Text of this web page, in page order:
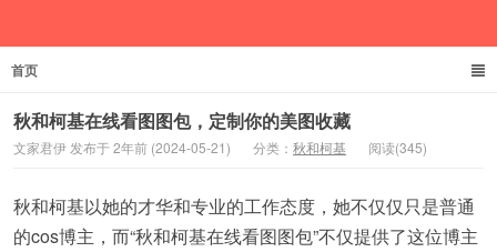
首页
秋和柯基在线看图图包，定制你的美图收藏
文家君伊 发布于 2年前 (2024-05-21) 分类： 秋和柯基 阅读(345)
秋和柯基以她的才华和专业的工作态度，她不仅仅只是普通
的cos博主，而“秋和柯基在线看图图包”不仅提供了这位博主